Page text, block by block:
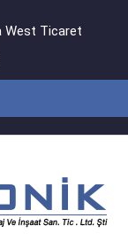
West Ticaret